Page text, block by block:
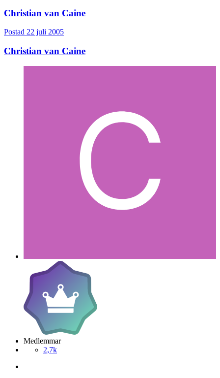
Christian van Caine
Postad 22 juli 2005
Christian van Caine
Medlemmar
2,7k